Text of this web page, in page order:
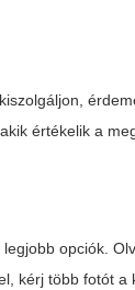
értékelik a
opciók.
kérj több fotót a